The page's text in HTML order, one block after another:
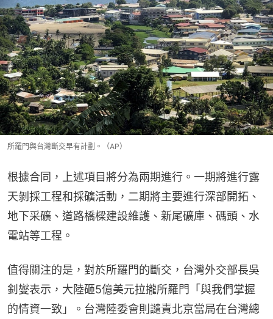
所羅門與台灣斷交早有計劃。（AP）
根據合同，上述項目將分為兩期進行。一期將進行露
天剝採工程和採礦活動，二期將主要進行深部開拓、
地下采礦、道路橋樑建設維護、新尾礦庫、碼頭、水
電站等工程。
值得關注的是，對於所羅門的斷交，台灣外交部長吳
釗燮表示，大陸砸5億美元拉攏所羅門「與我們掌握
的情資一致」。台灣陸委會則譴責北京當局在台灣總